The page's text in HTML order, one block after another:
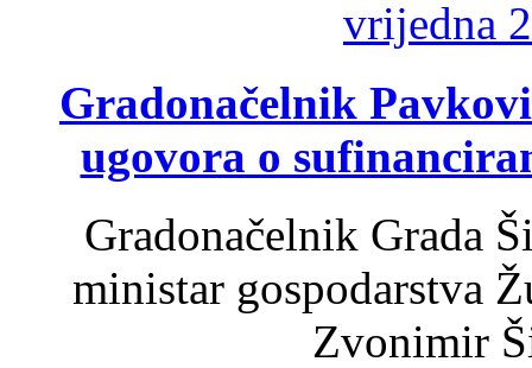
Gradonačelnik
ugovora o
Gradonačelnik Grada
ministar gospodarstva
Zvonimir